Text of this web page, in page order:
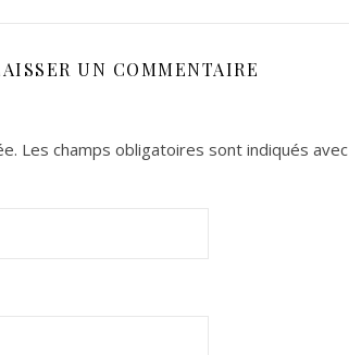
UN COMMENTAIRE
Les champs obligatoires sont indiqués avec